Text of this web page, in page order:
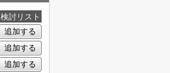
検討リスト
追加する
追加する
追加する